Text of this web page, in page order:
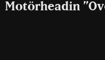
Motörheadin